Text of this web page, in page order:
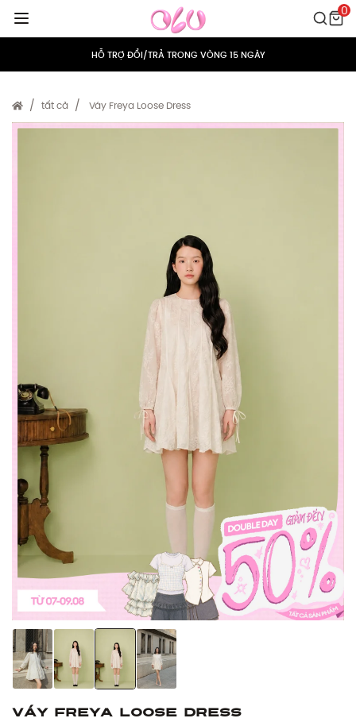
0
MIỄN PHÍ VẬN CHUYỂN CHO MỌI ĐƠN HÀNG
HỖ TRỢ ĐỔI/TRẢ TRONG VÒNG 15 NGÀY
MIỄN PHÍ VẬN CHUYỂN CHO MỌI ĐƠN HÀNG
tất cả Váy Freya Loose Dress
Váy Freya Loose Dress